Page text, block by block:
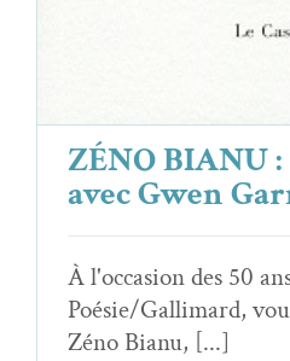
ZÉNO BIANU
avec Gwen
À l'occasion des 50
Poésie/Gallimard,
Zéno Bianu, [...]